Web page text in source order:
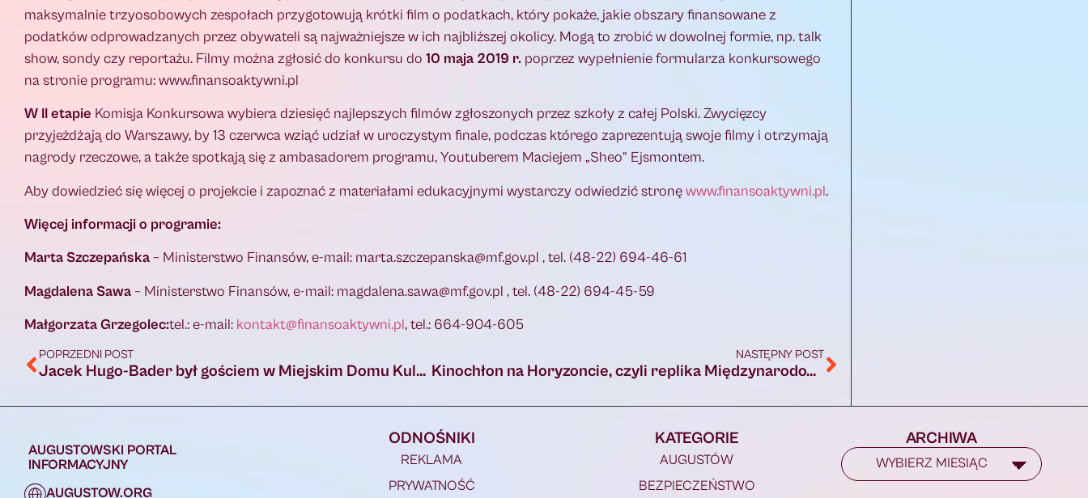
maksymalnie trzyosobowych zespołach przygotowują krótki film o podatkach, który pokaże, jakie obszary finansowane z
podatków odprowadzanych przez obywateli są najważniejsze w ich najbliższej okolicy. Mogą to zrobić w dowolnej formie, np. talk
show, sondy czy reportażu. Filmy można zgłosić do konkursu do 10 maja 2019 r. poprzez wypełnienie formularza konkursowego
na stronie programu: www.finansoaktywni.pl
W II etapie Komisja Konkursowa wybiera dziesięć najlepszych filmów zgłoszonych przez szkoły z całej Polski. Zwycięzcy
przyjeżdżają do Warszawy, by 13 czerwca wziąć udział w uroczystym finale, podczas którego zaprezentują swoje filmy i otrzymają
nagrody rzeczowe, a także spotkają się z ambasadorem programu, Youtuberem Maciejem „Sheo” Ejsmontem.
Aby dowiedzieć się więcej o projekcie i zapoznać z materiałami edukacyjnymi wystarczy odwiedzić stronęwww.finansoaktywni.pl.
Więcej informacji o programie:
Marta Szczepańska– Ministerstwo Finansów, e-mail: marta.szczepanska@mf.gov.pl , tel. (48-22) 694-46-61
Magdalena Sawa– Ministerstwo Finansów, e-mail: magdalena.sawa@mf.gov.pl , tel. (48-22) 694-45-59
Małgorzata Grzegolec:tel.: e-mail: kontakt@finansoaktywni.pl, tel.: 664-904-605
POPRZEDNI POST
Jacek Hugo-Bader był gościem w Miejskim Domu Kultury w Augustowie
NASTĘPNY POST
Kinochłon na Horyzoncie, czyli replika Międzynarodowego Festiwalu Filmowego
AUGUSTOWSKI PORTAL
INFORMACYJNY
AUGUSTOW.ORG
ODNOŚNIKI
REKLAMA
PRYWATNOŚĆ
KATEGORIE
AUGUSTÓW
BEZPIECZEŃSTWO
ARCHIWA